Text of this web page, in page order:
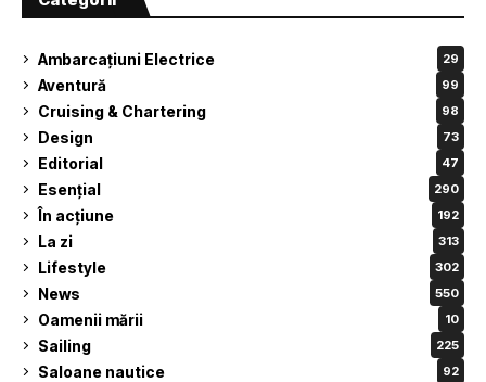
Ambarcațiuni Electrice 29
Aventură 99
Cruising & Chartering 98
Design 73
Editorial 47
Esențial 290
În acțiune 192
La zi 313
Lifestyle 302
News 550
Oamenii mării 10
Sailing 225
Saloane nautice 92